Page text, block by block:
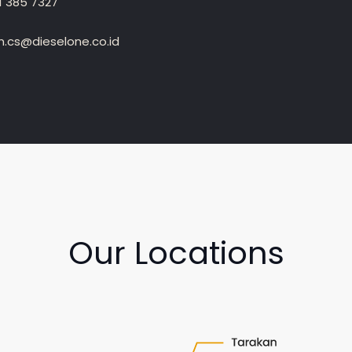
Our Locations